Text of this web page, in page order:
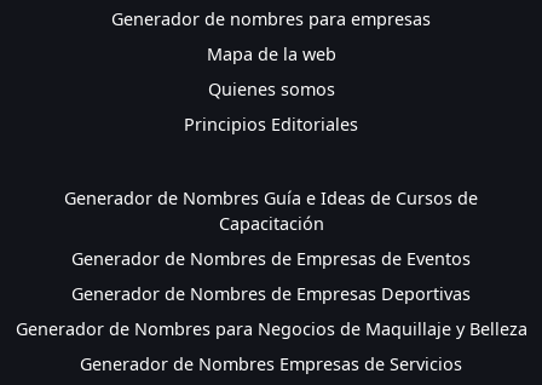
Generador de nombres para empresas
Mapa de la web
Quienes somos
Principios Editoriales
Generador de Nombres Guía e Ideas de Cursos de
Capacitación
Generador de Nombres de Empresas de Eventos
Generador de Nombres de Empresas Deportivas
Generador de Nombres para Negocios de Maquillaje y Belleza
Generador de Nombres Empresas de Servicios